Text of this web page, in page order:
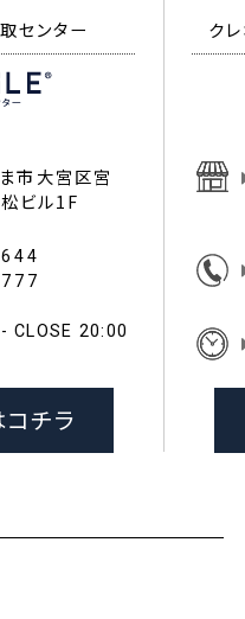
センター
市大宮区宮
ビル1F
CLOSE 20:00
チラ
ク